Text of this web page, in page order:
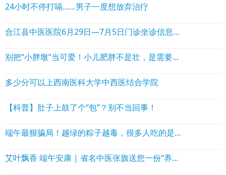
24小时不停打嗝……男子一度想放弃治疗
合江县中医医院6月29日—7月5日门诊坐诊信息！可线上预约→
别把“小胖墩”当可爱！小儿肥胖不是壮，是需要重视的慢性病
多少分可以上西南医科大学中西医结合学院
【科普】肚子上鼓了个“包”？别不当回事！
端午最狠骗局！越绿的粽子越毒，很多人吃的是“返青毒粽”
艾叶飘香 端午安康 | 省名中医张旗送您一份“养生锦囊”！